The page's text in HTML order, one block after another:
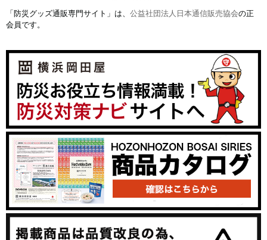
「防災グッズ通販専門サイト」は、 公益社団法人日本通信販売協会の正
会員です。